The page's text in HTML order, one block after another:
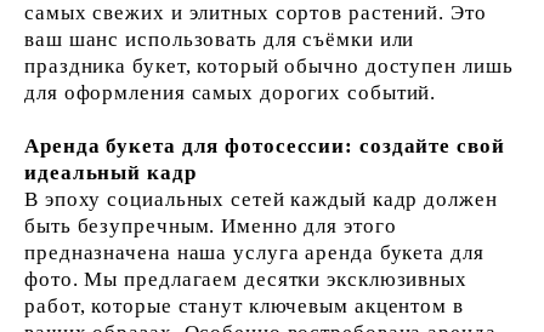
самых свежих и элитных сортов растений. Это
ваш шанс использовать для съёмки или
праздника букет, который обычно доступен лишь
для оформления самых дорогих событий.
Аренда букета для фотосессии: создайте свой
идеальный кадр
В эпоху социальных сетей каждый кадр должен
быть безупречным. Именно для этого
предназначена наша услуга аренда букета для
фото. Мы предлагаем десятки эксклюзивных
работ, которые станут ключевым акцентом в